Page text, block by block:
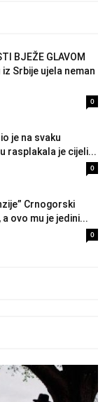
BJEŽE GLAVOM
iz Srbije ujela neman
0
je na svaku
rasplakala je cijeli...
0
Crnogorski
ovo mu je jedini...
0